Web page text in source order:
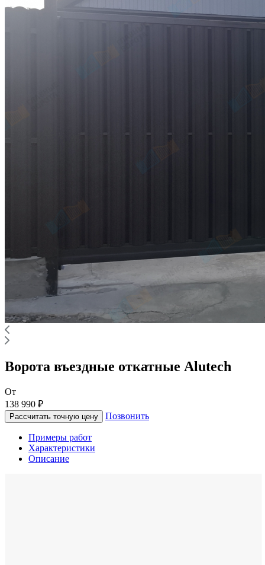
Ворота въездные откатные Alutech
От
138 990 ₽
Рассчитать точную цену Позвонить
Примеры работ
Характеристики
Описание